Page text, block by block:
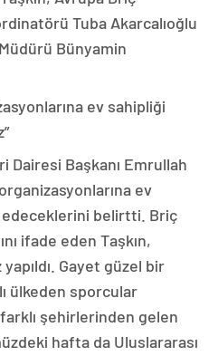
Tuba Akarcalıoğlu
Bünyamin
ev sahipliği
Dairesi Başkanı Emrullah
ev
edeceklerini belirtti. Briç
ifade eden Taşkın,
Gayet güzel bir
ülkeden sporcular
şehirlerinden gelen
hafta da Uluslararası